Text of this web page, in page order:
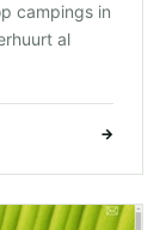
campings in
al
→